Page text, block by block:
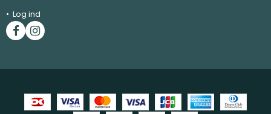
Log ind